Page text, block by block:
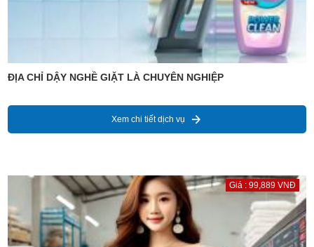
ĐỊA CHỈ DẬY NGHỀ GIẶT LÀ CHUYÊN NGHIỆP
Xem chi tiết dịch vụ
Giá : 99,889 VNĐ